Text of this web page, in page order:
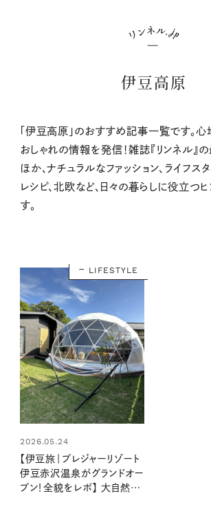
伊豆高原
「伊豆高原」のおすすめ記事一覧です。
おしゃれの情報を発信！雑誌『リンネル』
ほか、ナチュラルなファッション、ライフスタ
レシピ、北欧など、日々の暮らしに役立つ
す。
LIFESTYLE
2026.05.24
【伊豆旅｜プレジャーリゾート
伊豆赤沢温泉がグランドオー
プン！全貌をレポ】 大自然に